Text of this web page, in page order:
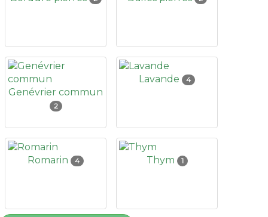
Genévrier commun
2
Lavande 4
Romarin 4 Thym 1